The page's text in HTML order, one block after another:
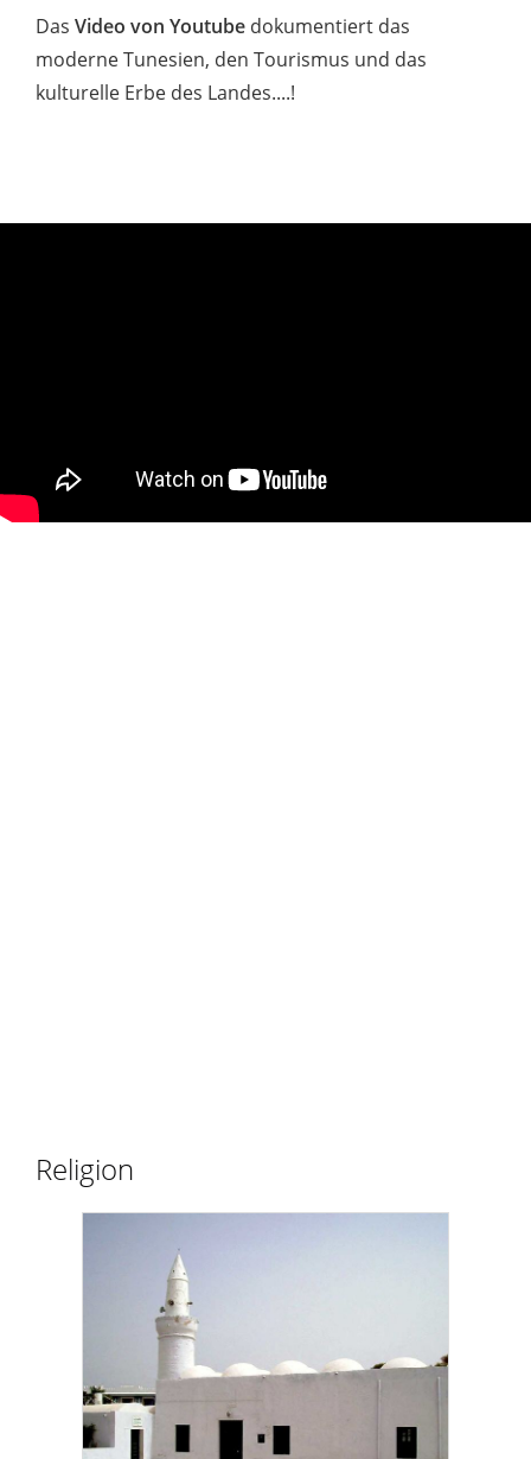
Das Video von Youtube dokumentiert das
moderne Tunesien, den Tourismus und das
kulturelle Erbe des Landes....!
Religion